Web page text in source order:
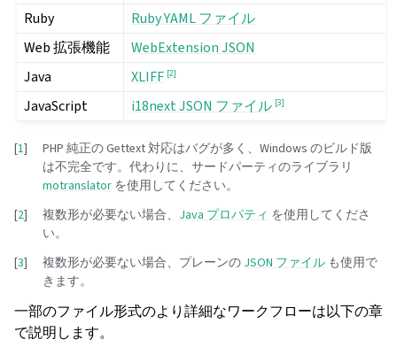
Ruby
Ruby YAML ファイル
Web 拡張機能
WebExtension JSON
Java
XLIFF [2]
JavaScript i18next JSON ファイル [3]
[1]
PHP 純正の Gettext 対応はバグが多く、Windows のビルド版
は不完全です。代わりに、サードパーティのライブラリ
motranslator を使用してください。
[2] 複数形が必要ない場合、 Java プロパティ を使用してくださ
い。
[3] 複数形が必要ない場合、プレーンの JSON ファイル も使用で
きます。
一部のファイル形式のより詳細なワークフローは以下の章
で説明します。